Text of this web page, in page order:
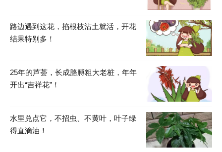
路边遇到这花，掐根枝沾土就活，开花
结果特别多！
25年的芦荟，长成胳膊粗大老桩，年年
开出“吉祥花”！
水里兑点它，不招虫、不黄叶，叶子绿
得直滴油！